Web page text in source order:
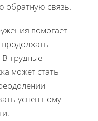
обратную связь.
помогает
В трудные
может стать
успешному